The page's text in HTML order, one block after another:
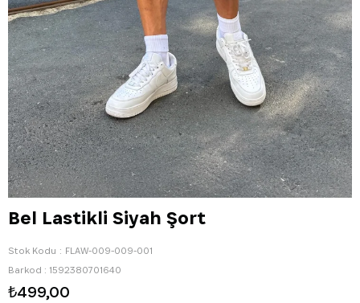
Bel Lastikli Siyah Şort
Stok Kodu
FLAW-009-009-001
Barkod : 1592380701640
₺499,00